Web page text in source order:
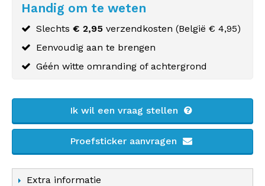
Handig om te weten
Slechts € 2,95 verzendkosten (België € 4,95)
Eenvoudig aan te brengen
Géén witte omranding of achtergrond
Ik wil een vraag stellen
Proefsticker aanvragen
Extra informatie